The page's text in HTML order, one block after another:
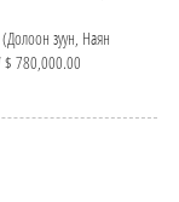
зуун, Наян
$ 780,000.00